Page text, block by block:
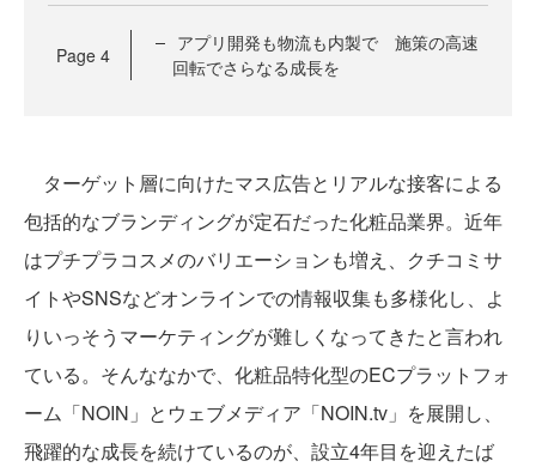
Page 4
アプリ開発も物流も内製で 施策の高速
回転でさらなる成長を
ターゲット層に向けたマス広告とリアルな接客による
包括的なブランディングが定石だった化粧品業界。近年
はプチプラコスメのバリエーションも増え、クチコミサ
イトやSNSなどオンラインでの情報収集も多様化し、よ
りいっそうマーケティングが難しくなってきたと言われ
ている。そんななかで、化粧品特化型のECプラットフォ
ーム「NOIN」とウェブメディア「NOIN.tv」を展開し、
飛躍的な成長を続けているのが、設立4年目を迎えたば